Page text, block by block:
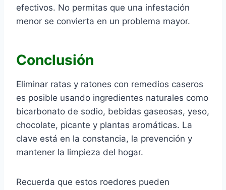
efectivos. No permitas que una infestación
menor se convierta en un problema mayor.
Conclusión
Eliminar ratas y ratones con remedios caseros
es posible usando ingredientes naturales como
bicarbonato de sodio, bebidas gaseosas, yeso,
chocolate, picante y plantas aromáticas. La
clave está en la constancia, la prevención y
mantener la limpieza del hogar.
Recuerda que estos roedores pueden